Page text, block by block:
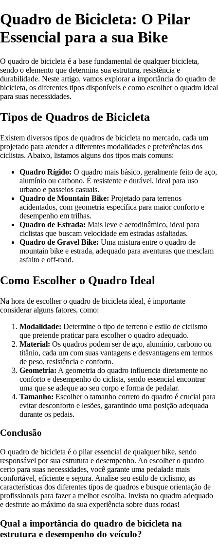
Quadro de Bicicleta: O Pilar
Essencial para a sua Bike
O quadro de bicicleta é a base fundamental de qualquer bicicleta,
sendo o elemento que determina sua estrutura, resistência e
durabilidade. Neste artigo, vamos explorar a importância do quadro de
bicicleta, os diferentes tipos disponíveis e como escolher o quadro ideal
para suas necessidades.
Tipos de Quadros de Bicicleta
Existem diversos tipos de quadros de bicicleta no mercado, cada um
projetado para atender a diferentes modalidades e preferências dos
ciclistas. Abaixo, listamos alguns dos tipos mais comuns:
Quadro Rígido: O quadro mais básico, geralmente feito de aço,
alumínio ou carbono. É resistente e durável, ideal para uso
urbano e passeios casuais.
Quadro de Mountain Bike: Projetado para terrenos
acidentados, com geometria específica para maior conforto e
desempenho em trilhas.
Quadro de Estrada: Mais leve e aerodinâmico, ideal para
ciclistas que buscam velocidade em estradas asfaltadas.
Quadro de Gravel Bike: Uma mistura entre o quadro de
mountain bike e estrada, adequado para aventuras que mesclam
asfalto e off-road.
Como Escolher o Quadro Ideal
Na hora de escolher o quadro de bicicleta ideal, é importante
considerar alguns fatores, como:
Modalidade: Determine o tipo de terreno e estilo de ciclismo
que pretende praticar para escolher o quadro adequado.
Material: Os quadros podem ser de aço, alumínio, carbono ou
titânio, cada um com suas vantagens e desvantagens em termos
de peso, resistência e conforto.
Geometria: A geometria do quadro influencia diretamente no
conforto e desempenho do ciclista, sendo essencial encontrar
uma que se adeque ao seu corpo e forma de pedalar.
Tamanho: Escolher o tamanho correto do quadro é crucial para
evitar desconforto e lesões, garantindo uma posição adequada
durante os pedais.
Conclusão
O quadro de bicicleta é o pilar essencial de qualquer bike, sendo
responsável por sua estrutura e desempenho. Ao escolher o quadro
certo para suas necessidades, você garante uma pedalada mais
confortável, eficiente e segura. Analise seu estilo de ciclismo, as
características dos diferentes tipos de quadros e busque orientação de
profissionais para fazer a melhor escolha. Invista no quadro adequado
e desfrute ao máximo da sua experiência sobre duas rodas!
Qual a importância do quadro de bicicleta na
estrutura e desempenho do veículo?